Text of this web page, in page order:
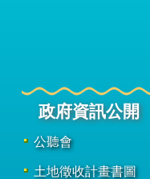
政府資訊公開
公聽會
土地徵收計畫書圖